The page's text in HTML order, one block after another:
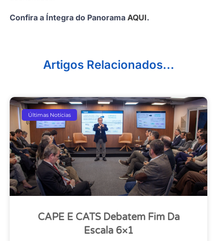
Confira a Íntegra do Panorama AQUI.
Artigos Relacionados...
Últimas Notícias
CAPE E CATS Debatem Fim Da
Escala 6×1